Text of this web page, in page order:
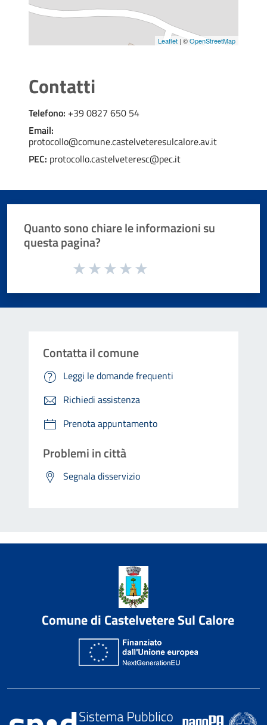
Leaflet | ©OpenStreetMap
Contatti
Telefono: +39 0827 650 54
Email:
protocollo@comune.castelveteresulcalore.av.it
PEC: protocollo.castelveteresc@pec.it
Quanto sono chiare le informazioni su
questa pagina?
Valuta da 1 a 5 stelle la pagina
Contatta il comune
Leggi le domande frequenti
Richiedi assistenza
Prenota appuntamento
Problemi in città
Segnala disservizio
Comune di Castelvetere Sul Calore